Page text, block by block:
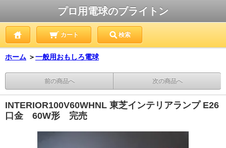
プロ用電球のブライトン
カート 検索
ホーム ＞一般用おもしろ電球
前の商品へ 次の商品へ
INTERIOR100V60WHNL 東芝インテリアランプ E26
口金 60W形 完売